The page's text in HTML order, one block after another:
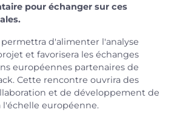
pour échanger sur ces
d'alimenter l'analyse
et favorisera les échanges
européennes partenaires de
Cette rencontre ouvrira des
et de développement de
l'échelle européenne.